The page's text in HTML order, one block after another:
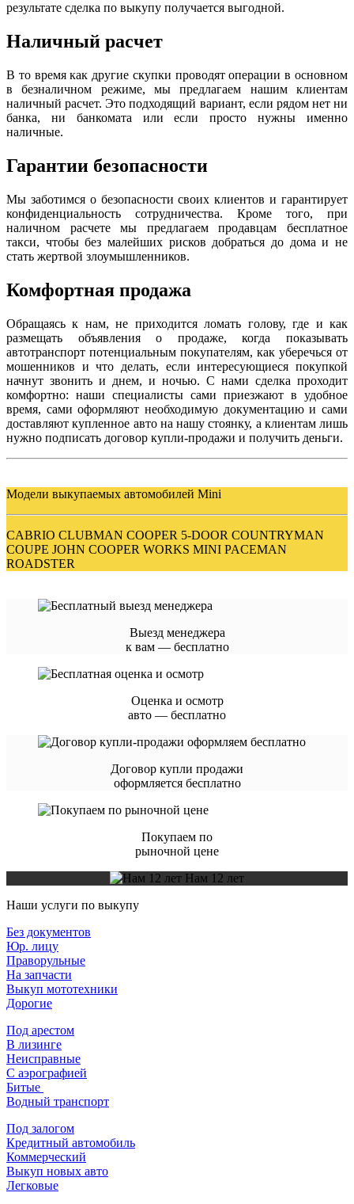
результате сделка по выкупу получается выгодной.
Наличный расчет
В то время как другие скупки проводят операции в основном
в безналичном режиме, мы предлагаем нашим клиентам
наличный расчет. Это подходящий вариант, если рядом нет ни
банка, ни банкомата или если просто нужны именно
наличные.
Гарантии безопасности
Мы заботимся о безопасности своих клиентов и гарантирует
конфиденциальность сотрудничества. Кроме того, при
наличном расчете мы предлагаем продавцам бесплатное
такси, чтобы без малейших рисков добраться до дома и не
стать жертвой злоумышленников.
Комфортная продажа
Обращаясь к нам, не приходится ломать голову, где и как
размещать объявления о продаже, когда показывать
автотранспорт потенциальным покупателям, как уберечься от
мошенников и что делать, если интересующиеся покупкой
начнут звонить и днем, и ночью. С нами сделка проходит
комфортно: наши специалисты сами приезжают в удобное
время, сами оформляют необходимую документацию и сами
доставляют купленное авто на нашу стоянку, а клиентам лишь
нужно подписать договор купли-продажи и получить деньги.
Модели выкупаемых автомобилей Mini
CABRIO CLUBMAN COOPER 5-DOOR COUNTRYMAN
COUPE JOHN COOPER WORKS MINI PACEMAN
ROADSTER
Выезд менеджера
к вам — бесплатно
Оценка и осмотр
авто — бесплатно
Договор купли продажи
оформляется бесплатно
Покупаем по
рыночной цене
Нам 12 лет
Наши услуги по выкупу
Без документов
Юр. лицу
Праворульные
На запчасти
Выкуп мототехники
Дорогие
Под арестом
В лизинге
Неисправные
С аэрографией
Битые
Водный транспорт
Под залогом
Кредитный автомобиль
Коммерческий
Выкуп новых авто
Легковые